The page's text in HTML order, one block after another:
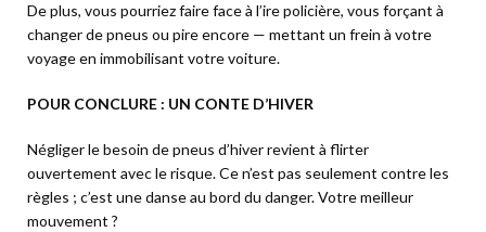
De plus, vous pourriez faire face à l’ire policière, vous forçant à
changer de pneus ou pire encore — mettant un frein à votre
voyage en immobilisant votre voiture.
POUR CONCLURE : UN CONTE D’HIVER
Négliger le besoin de pneus d’hiver revient à flirter
ouvertement avec le risque. Ce n’est pas seulement contre les
règles ; c’est une danse au bord du danger. Votre meilleur
mouvement ?